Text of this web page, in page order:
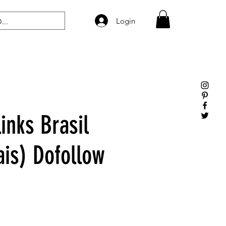
Login
Brasil
Dofollow